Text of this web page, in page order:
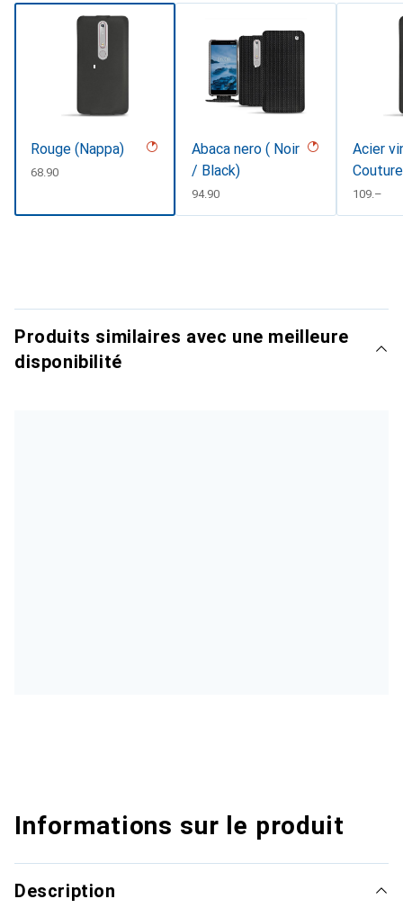
Rouge (Nappa)
CHF
68.90
Abaca nero ( Noir
/ Black)
CHF
94.90
Acier
Couture
CHF
109.–
Produits similaires avec une meilleure
disponibilité
Informations sur le produit
Description